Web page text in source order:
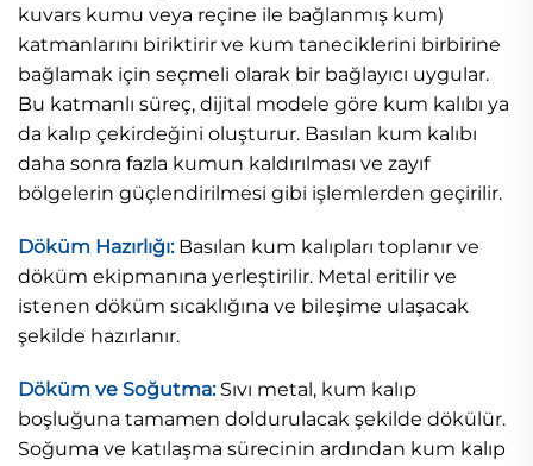
kuvars kumu veya reçine ile bağlanmış kum)
katmanlarını biriktirir ve kum taneciklerini birbirine
bağlamak için seçmeli olarak bir bağlayıcı uygular.
Bu katmanlı süreç, dijital modele göre kum kalıbı ya
da kalıp çekirdeğini oluşturur. Basılan kum kalıbı
daha sonra fazla kumun kaldırılması ve zayıf
bölgelerin güçlendirilmesi gibi işlemlerden geçirilir.
Döküm Hazırlığı: Basılan kum kalıpları toplanır ve
döküm ekipmanına yerleştirilir. Metal eritilir ve
istenen döküm sıcaklığına ve bileşime ulaşacak
şekilde hazırlanır.
Döküm ve Soğutma: Sıvı metal, kum kalıp
boşluğuna tamamen doldurulacak şekilde dökülür.
Soğuma ve katılaşma sürecinin ardından kum kalıp